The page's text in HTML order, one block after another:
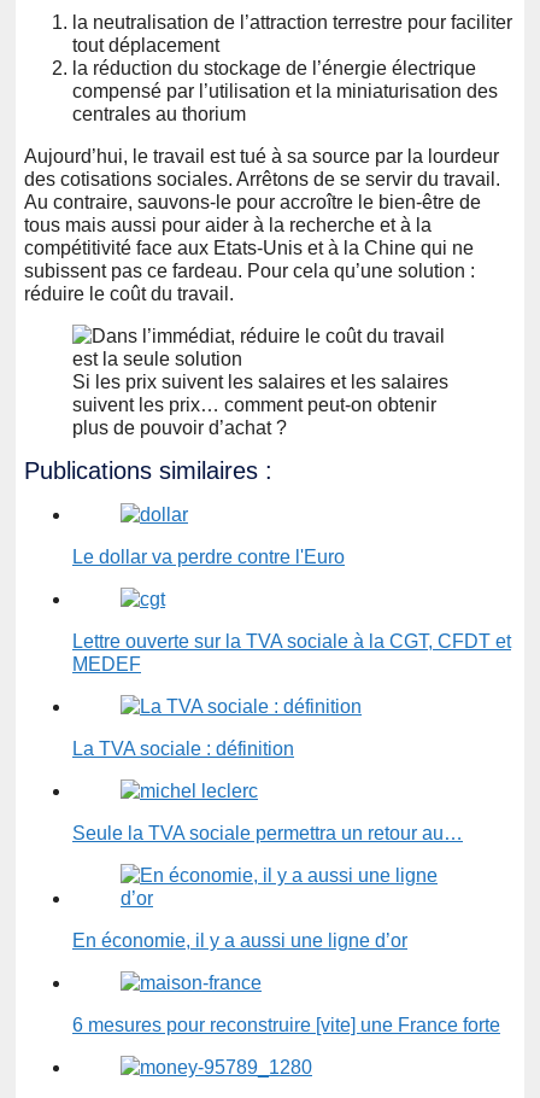
la neutralisation de l’attraction terrestre pour faciliter
tout déplacement
la réduction du stockage de l’énergie électrique
compensé par l’utilisation et la miniaturisation des
centrales au thorium
Aujourd’hui, le travail est tué à sa source par la lourdeur
des cotisations sociales. Arrêtons de se servir du travail.
Au contraire, sauvons-le pour accroître le bien-être de
tous mais aussi pour aider à la recherche et à la
compétitivité face aux Etats-Unis et à la Chine qui ne
subissent pas ce fardeau. Pour cela qu’une solution :
réduire le coût du travail.
Si les prix suivent les salaires et les salaires
suivent les prix… comment peut-on obtenir
plus de pouvoir d’achat ?
Publications similaires :
Le dollar va perdre contre l'Euro
Lettre ouverte sur la TVA sociale à la CGT, CFDT et
MEDEF
La TVA sociale : définition
Seule la TVA sociale permettra un retour au…
En économie, il y a aussi une ligne d’or
6 mesures pour reconstruire [vite] une France forte